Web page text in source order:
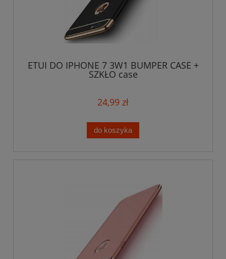
ETUI DO IPHONE 7 3W1 BUMPER CASE +
SZKŁO case
24,99 zł
do koszyka